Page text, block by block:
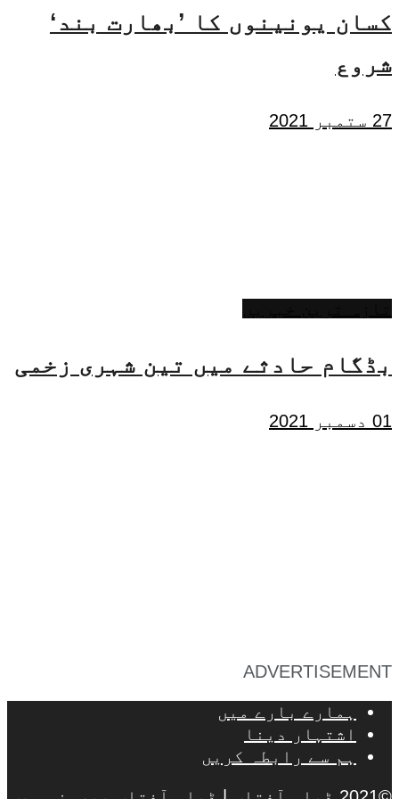
کسان یونینوں کا ’بھارت بند‘
شروع
27 ستمبر 2021
بڈگام حادثے میں تین شہری زخمی
01 دسمبر 2021
ADVERTISEMENT
ہمارے بارے میں
اشتہار دینا
ہم سے رابطہ کریں